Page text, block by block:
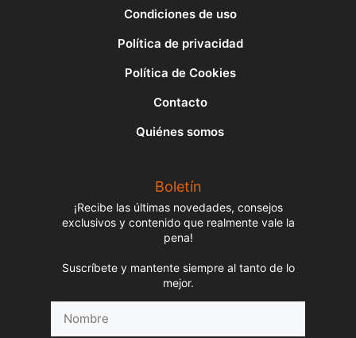
Condiciones de uso
Política de privacidad
Política de Cookies
Contacto
Quiénes somos
Boletín
¡Recibe las últimas novedades, consejos
exclusivos y contenido que realmente vale la
pena!
Suscríbete y mantente siempre al tanto de lo
mejor.